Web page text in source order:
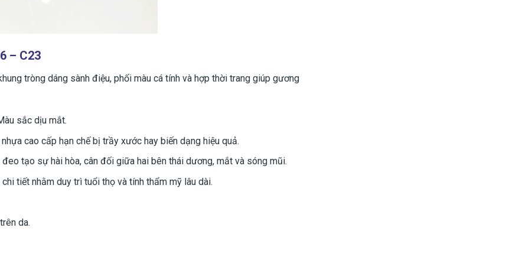
– C23
tròng dáng sành điệu, phối màu cá tính và hợp thời trang giúp gương
sắc dịu mắt.
cao cấp hạn chế bị trầy xước hay biến dạng hiệu quả.
tạo sự hài hòa, cân đối giữa hai bên thái dương, mắt và sóng mũi.
tiết nhằm duy trì tuổi thọ và tính thẩm mỹ lâu dài.
da.